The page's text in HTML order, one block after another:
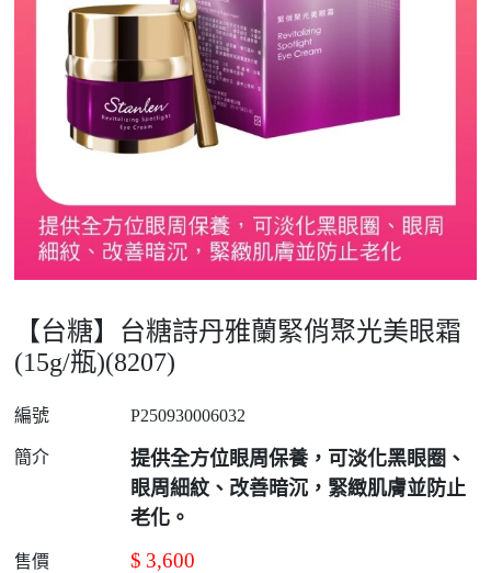
【台糖】台糖詩丹雅蘭緊俏聚光美眼霜
(15g/瓶)(8207)
編號 P250930006032
簡介
提供全方位眼周保養，可淡化黑眼圈、
眼周細紋、改善暗沉，緊緻肌膚並防止
老化。
售價 $ 3,600